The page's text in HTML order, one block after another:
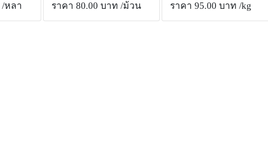
/หลา ราคา 80.00 บาท /ม้วน ราคา 95.00 บาท /kg